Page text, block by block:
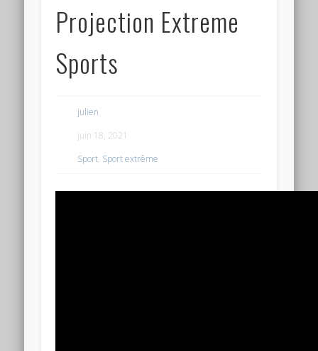
Projection Extreme
Sports
julien
juin 18, 2021
Sport, Sport extrême